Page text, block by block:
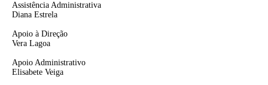
Assistência Administrativa
Diana Estrela
Apoio à Direção
Vera Lagoa
Apoio Administrativo
Elisabete Veiga